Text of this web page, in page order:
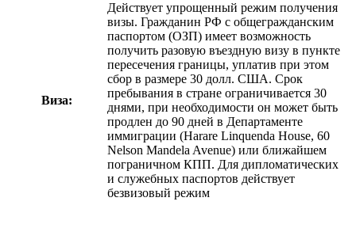
Виза:
Действует упрощенный режим получения
визы. Гражданин РФ с общегражданским
паспортом (ОЗП) имеет возможность
получить разовую въездную визу в пункте
пересечения границы, уплатив при этом
сбор в размере 30 долл. США. Срок
пребывания в стране ограничивается 30
днями, при необходимости он может быть
продлен до 90 дней в Департаменте
иммиграции (Harare Linquenda House, 60
Nelson Mandela Avenue) или ближайшем
пограничном КПП. Для дипломатических
и служебных паспортов действует
безвизовый режим